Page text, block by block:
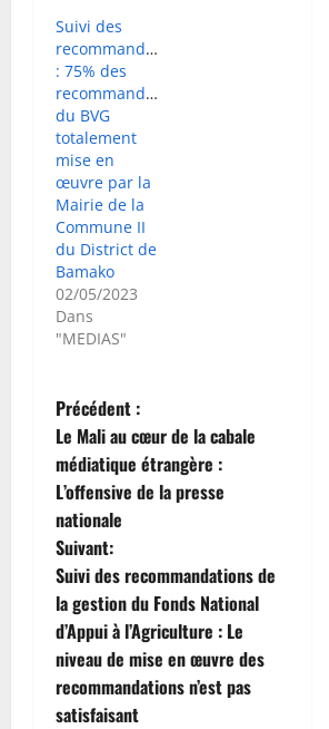
Suivi des
recommandations
: 75% des
recommandations
du BVG
totalement
mise en
œuvre par la
Mairie de la
Commune II
du District de
Bamako
02/05/2023
Dans
"MEDIAS"
N
a
v
i
g
a
t
Précédent :
Le Mali au cœur de la cabale
médiatique étrangère :
L’offensive de la presse
nationale
Suivant:
Suivi des recommandations de
la gestion du Fonds National
d’Appui à l’Agriculture : Le
niveau de mise en œuvre des
recommandations n’est pas
satisfaisant